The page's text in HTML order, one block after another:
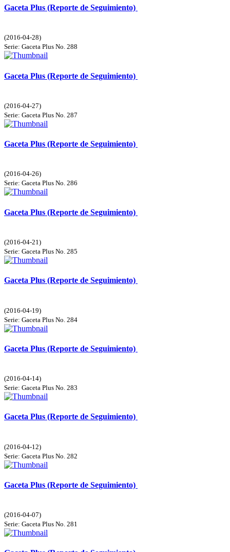
Gaceta Plus (Reporte de Seguimiento)
(2016-04-28)
Serie: Gaceta Plus No. 288
Gaceta Plus (Reporte de Seguimiento)
(2016-04-27)
Serie: Gaceta Plus No. 287
Gaceta Plus (Reporte de Seguimiento)
(2016-04-26)
Serie: Gaceta Plus No. 286
Gaceta Plus (Reporte de Seguimiento)
(2016-04-21 )
Serie: Gaceta Plus No. 285
Gaceta Plus (Reporte de Seguimiento)
(2016-04-19)
Serie: Gaceta Plus No. 284
Gaceta Plus (Reporte de Seguimiento)
(2016-04-14)
Serie: Gaceta Plus No. 283
Gaceta Plus (Reporte de Seguimiento)
(2016-04-12)
Serie: Gaceta Plus No. 282
Gaceta Plus (Reporte de Seguimiento)
(2016-04-07)
Serie: Gaceta Plus No. 281